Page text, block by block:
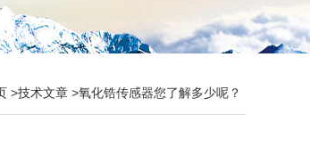
>技术文章 >氧化锆传感器您了解多少呢？